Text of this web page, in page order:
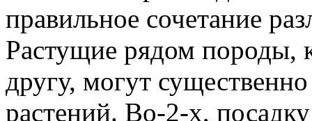
правильное сочетание
Растущие рядом породы,
другу, могут
растений. Во-2-х,